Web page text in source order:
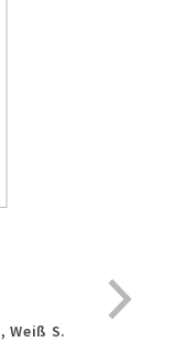
Weiß S.